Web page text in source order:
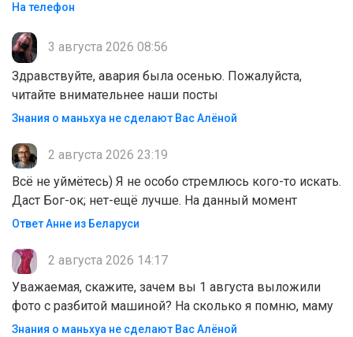
На телефон
3 августа 2026 08:56
Здравствуйте, авария была осенью. Пожалуйста,
читайте внимательнее наши посты
Знания о маньхуа не сделают Вас Алëной
2 августа 2026 23:19
Всё не уймётесь) Я не особо стремлюсь кого-то искать.
Даст Бог-ок; нет-ещё лучше. На данный момент
Ответ Анне из Беларуси
2 августа 2026 14:17
Уважаемая, скажите, зачем вы 1 августа выложили
фото с разбитой машиной? На сколько я помню, маму
Знания о маньхуа не сделают Вас Алëной